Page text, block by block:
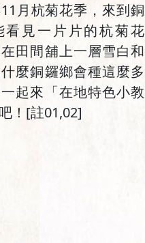
月杭菊花季，來到銅
看見一片片的杭菊花
田間舖上一層雪白和
麼銅鑼鄉會種這麼多
起來「在地特色小教
！[註01,02]